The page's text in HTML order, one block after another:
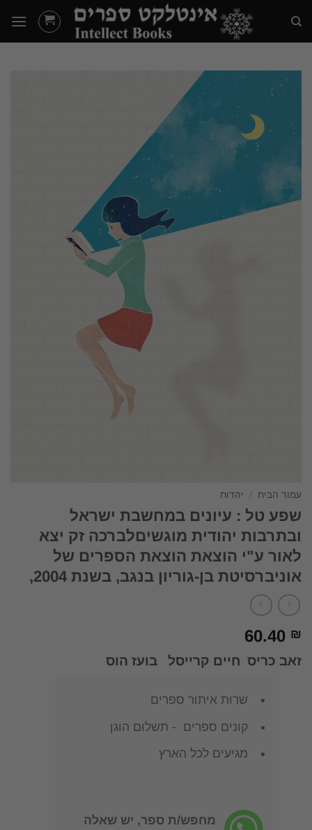
content
עמוד הבית / יהדות
שפע טל : עיונים במחשבת ישראל
ובתרבות יהודית מוגשיםלברכה זק יצא
לאור ע"י הוצאת הוצאת הספרים של
אוניברסיטת בן-גוריון בנגב, בשנת 2004,
60.40 ₪
זאב כריס חיים קרייסל בועז הוס
שרות איתור ספרים
קונים ספרים - תשלום הוגן
מגיעים לכל הארץ
מחפש/ת ספר, יש שאלה